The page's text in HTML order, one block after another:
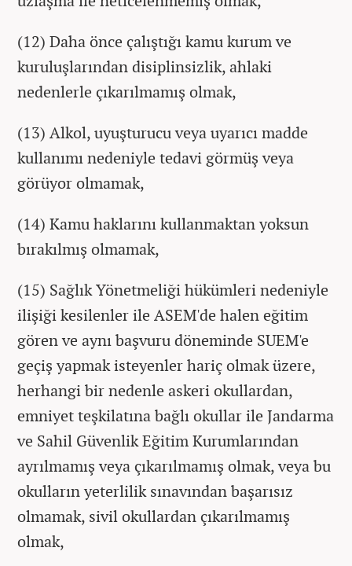
(12) Daha önce çalıştığı kamu kurum ve
kuruluşlarından disiplinsizlik, ahlaki
nedenlerle çıkarılmamış olmak,
(13) Alkol, uyuşturucu veya uyarıcı madde
kullanımı nedeniyle tedavi görmüş veya
görüyor olmamak,
(14) Kamu haklarını kullanmaktan yoksun
bırakılmış olmamak,
(15) Sağlık Yönetmeliği hükümleri nedeniyle
ilişiği kesilenler ile ASEM'de halen eğitim
gören ve aynı başvuru döneminde SUEM'e
geçiş yapmak isteyenler hariç olmak üzere,
herhangi bir nedenle askeri okullardan,
emniyet teşkilatına bağlı okullar ile Jandarma
ve Sahil Güvenlik Eğitim Kurumlarından
ayrılmamış veya çıkarılmamış olmak, veya bu
okulların yeterlilik sınavından başarısız
olmamak, sivil okullardan çıkarılmamış
olmak,